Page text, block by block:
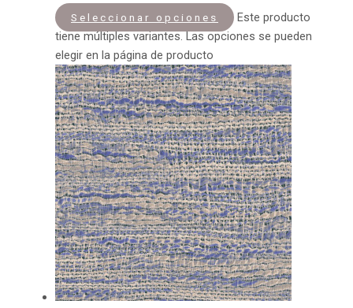
Seleccionar opciones
Este producto
tiene múltiples variantes. Las opciones se pueden
elegir en la página de producto